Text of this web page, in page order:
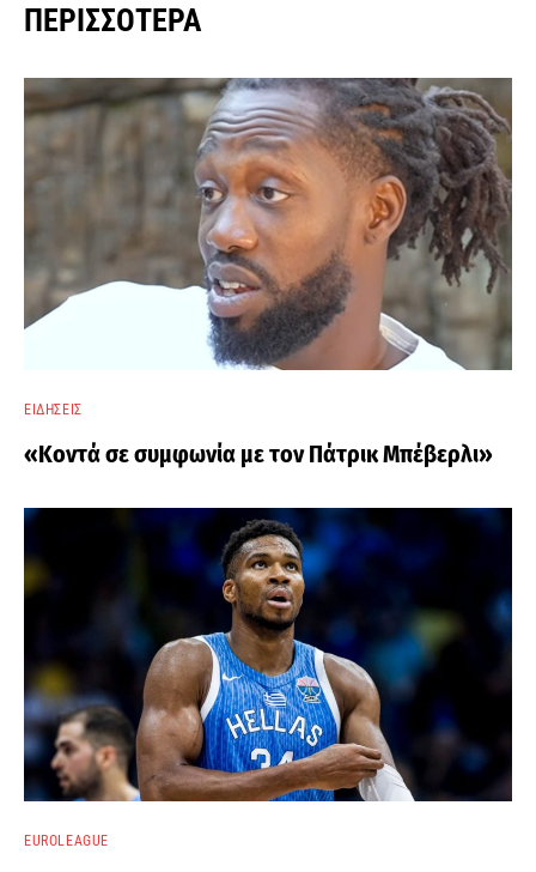
ΠΕΡΙΣΣΌΤΕΡΑ
ΕΙΔΉΣΕΙΣ
«Κοντά σε συμφωνία με τον Πάτρικ Μπέβερλι»
EUROLEAGUE